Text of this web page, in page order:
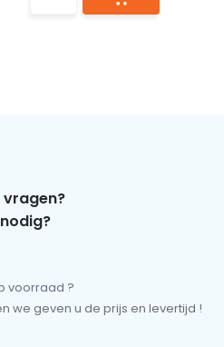
vragen?
voorraad ?
we geven u de prijs en levertijd !